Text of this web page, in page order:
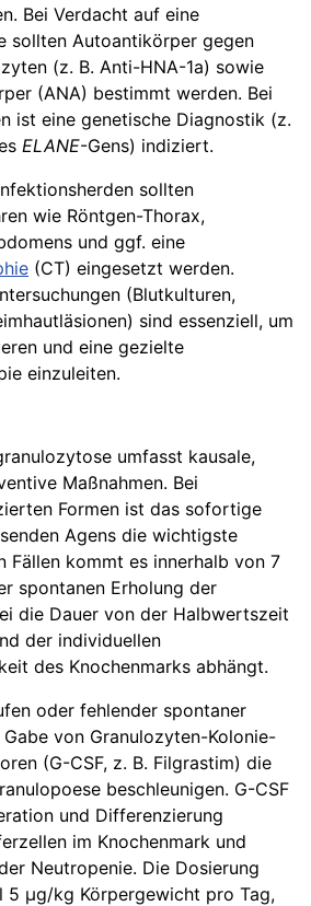
Bei Verdacht auf eine
sollten Autoantikörper gegen
(z. B. Anti-HNA-1a) sowie
(ANA) bestimmt werden. Bei
ist eine genetische Diagnostik (z.
ELANE-Gens) indiziert.
sollten
wie Röntgen-Thorax,
und ggf. eine
(CT) eingesetzt werden.
(Blutkulturen,
sind essenziell, um
und eine gezielte
einzuleiten.
umfasst kausale,
Maßnahmen. Bei
Formen ist das sofortige
Agens die wichtigste
Fällen kommt es innerhalb von 7
spontanen Erholung der
die Dauer von der Halbwertszeit
der individuellen
des Knochenmarks abhängt.
oder fehlender spontaner
von Granulozyten-Kolonie-
(G-CSF, z. B. Filgrastim) die
beschleunigen. G-CSF
und Differenzierung
im Knochenmark und
Neutropenie. Die Dosierung
5 µg/kg Körpergewicht pro Tag,